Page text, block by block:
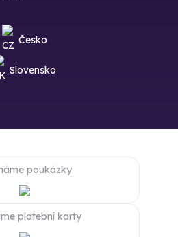
Česko
Slovensko
poukázky
platební karty